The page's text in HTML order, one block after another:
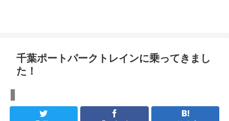
千葉ポートパークトレインに乗ってきまし
た！